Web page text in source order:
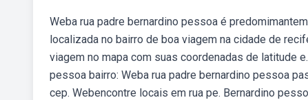
Weba rua padre bernardino pessoa é
localizada no bairro de boa viagem na cidade de
viagem no mapa com suas coordenadas de latitude
pessoa bairro: Weba rua padre bernardino pessoa
cep. Webencontre locais em rua pe. Bernardino